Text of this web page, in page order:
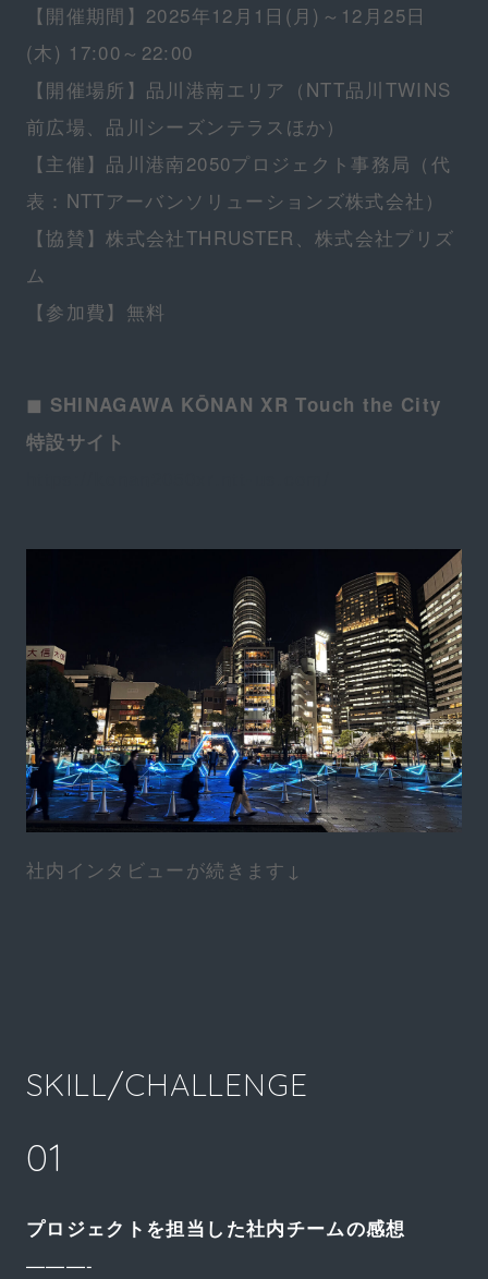
【開催期間】2025年12月1日(月)～12月25日
(木) 17:00～22:00
【開催場所】品川港南エリア（NTT品川TWINS
前広場、品川シーズンテラスほか）
【主催】品川港南2050プロジェクト事務局（代
表：NTTアーバンソリューションズ株式会社）
【協賛】株式会社THRUSTER、株式会社プリズ
ム
【参加費】無料
◼︎ SHINAGAWA KŌNAN XR Touch the City
特設サイト
社内インタビューが続きます↓
SKILL/CHALLENGE
01
プロジェクトを担当した社内チームの感想
———-